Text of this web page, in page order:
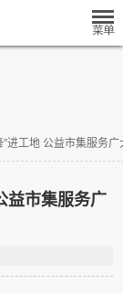
进工地 公益市集服务广
益市集服务广